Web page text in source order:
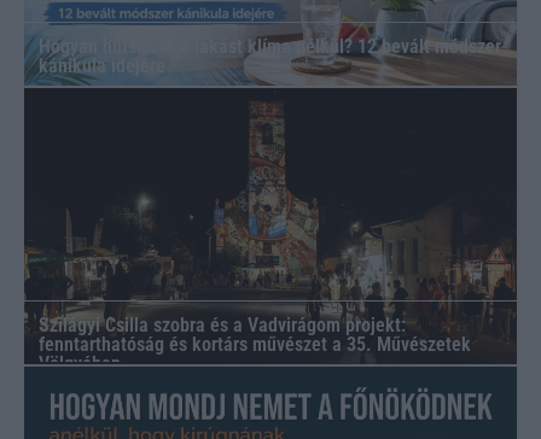
Hogyan hűtsük le a lakást klíma nélkül? 12 bevált módszer
kánikula idejére
Szilágyi Csilla szobra és a Vadvirágom projekt:
fenntarthatóság és kortárs művészet a 35. Művészetek
Völgyében